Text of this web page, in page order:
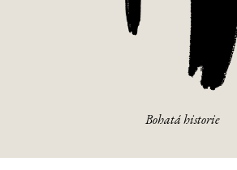
Bohatá historie